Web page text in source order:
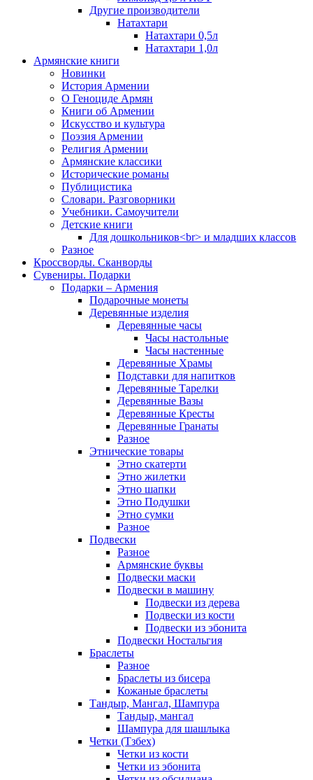
Другие производители
Натахтари
Натахтари 0,5л
Натахтари 1,0л
Армянские книги
Новинки
История Армении
О Геноциде Армян
Книги об Армении
Иcкусство и культура
Поэзия Армении
Религия Армении
Армянские классики
Исторические романы
Публицистика
Словари. Разговорники
Учебники. Самоучители
Детские книги
Для дошкольников<br> и младших классов
Разное
Кроссворды. Сканворды
Сувениры. Подарки
Подарки – Армения
Подарочные монеты
Деревянные изделия
Деревянные часы
Часы настольные
Часы настенные
Деревянные Храмы
Подставки для напитков
Деревянные Тарелки
Деревянные Вазы
Деревянные Кресты
Деревянные Гранаты
Разное
Этнические товары
Этно скатерти
Этно жилетки
Этно шапки
Этно Подушки
Этно сумки
Разное
Подвески
Разное
Армянские буквы
Подвески маски
Подвески в машину
Подвески из дерева
Подвески из кости
Подвески из эбонита
Подвески Ностальгия
Браслеты
Разное
Браслеты из бисера
Кожаные браслеты
Тандыр, Мангал, Шампура
Тандыр, мангал
Шампура для шашлыка
Четки (Тзбех)
Четки из кости
Четки из эбонита